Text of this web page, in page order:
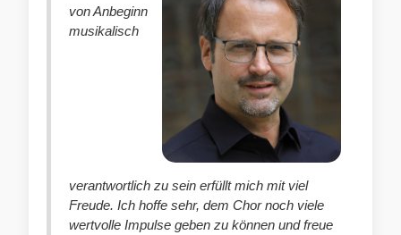
von Anbeginn
musikalisch
verantwortlich zu sein erfüllt mich mit viel
Freude. Ich hoffe sehr, dem Chor noch viele
wertvolle Impulse geben zu können und freue